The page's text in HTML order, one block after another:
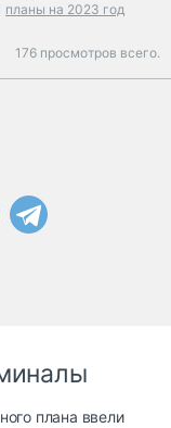
планы на 2023 год
176 просмотров всего.
плана ввели